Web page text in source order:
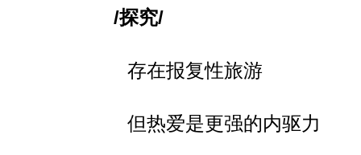
/探究/
存在报复性旅游
但热爱是更强的内驱力